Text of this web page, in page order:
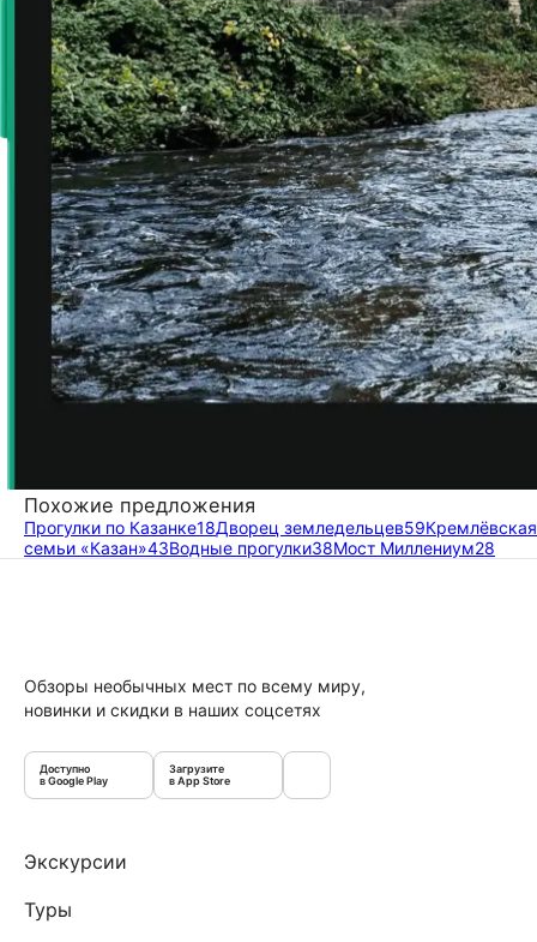
Похожие предложения
Прогулки по Казанке18Дворец земледельцев59
семьи «Казан»43Водные прогулки38Мост Миллениум28
Обзоры необычных мест по всему миру,
новинки и скидки в наших соцсетях
Доступно
в Google Play
Загрузите
в App Store
Экскурсии
Туры